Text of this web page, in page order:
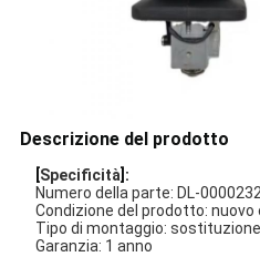
Descrizione del prodotto
Specificità]:
Numero della parte: DL-
Condizione del prodotto: nuovo
Tipo di montaggio:
Garanzia: 1 anno